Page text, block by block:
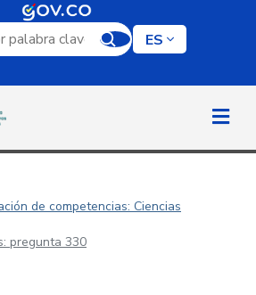
por palabra clave
ES
de competencias: Ciencias
pregunta 330